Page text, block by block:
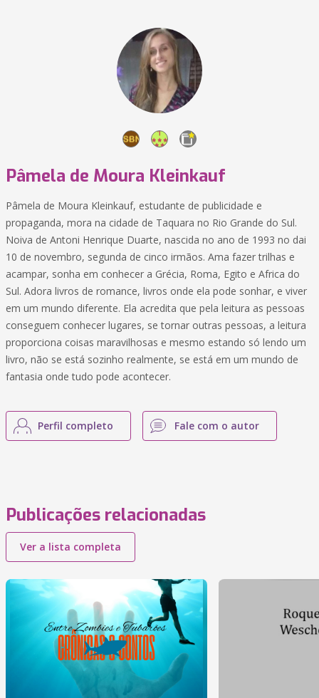
Pâmela de Moura Kleinkauf
Pâmela de Moura Kleinkauf, estudante de publicidade e
propaganda, mora na cidade de Taquara no Rio Grande do Sul.
Noiva de Antoni Henrique Duarte, nascida no ano de 1993 no dai
10 de novembro, segunda de cinco irmãos. Ama fazer trilhas e
acampar, sonha em conhecer a Grécia, Roma, Egito e Africa do
Sul. Adora livros de romance, livros onde ela pode sonhar, e viver
em um mundo diferente. Ela acredita que pela leitura as pessoas
conseguem conhecer lugares, se tornar outras pessoas, a leitura
proporciona coisas maravilhosas e mesmo estando só lendo um
livro, não se está sozinho realmente, se está em um mundo de
fantasia onde tudo pode acontecer.
Perfil completo Fale com o autor
Publicações relacionadas
Ver a lista completa